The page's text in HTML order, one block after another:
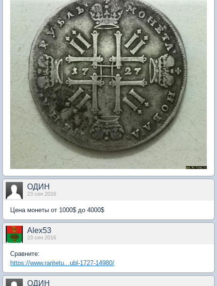
ОДИН
23 сен 2016
Цена монеты от 1000$ до 4000$
Alex53
23 сен 2016
Сравните:
https://www.raritetu...ubl-1727-14980/
ОДИН